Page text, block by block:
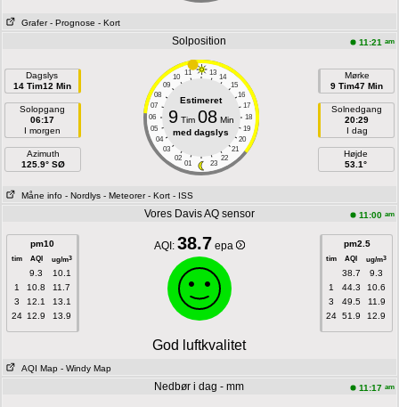
Grafer - Prognose - Kort
Solposition 11:21 am
Dagslys
14 Tim12 Min
Solopgang
06:17
I morgen
Azimuth
125.9° SØ
11 13
10
14
09
15
08
16
07
17
06
18
05
19
04
20
03
21
02
22
01 23
Estimeret
9Tim 08Min
med dagslys
Mørke
9 Tim47 Min
Solnedgang
20:29
I dag
Højde
53.1°
Måne info - Nordlys - Meteorer - Kort - ISS
Vores Davis AQ sensor 11:00 am
pm10
tim AQI ug/m3
9.3
10.1
1
10.8
11.7
3
12.1
13.1
24 12.9 13.9
AQI: 38.7 epa pm2.5
tim AQI ug/m3
38.7
9.3
1
44.3
10.6
3
49.5
11.9
24 51.9 12.9
God luftkvalitet
AQI Map - Windy Map
Nedbør i dag - mm 11:17 am